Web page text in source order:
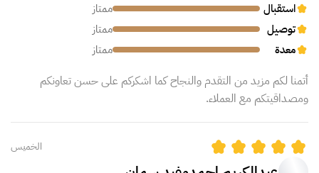
استقبال
ممتاز
توصيل
ممتاز
معدة
ممتاز
أتمنا لكم مزيد من التقدم والنجاح كما اشكركم على حسن تعاونكم
ومصداقيتكم مع العملاء.
الخميس